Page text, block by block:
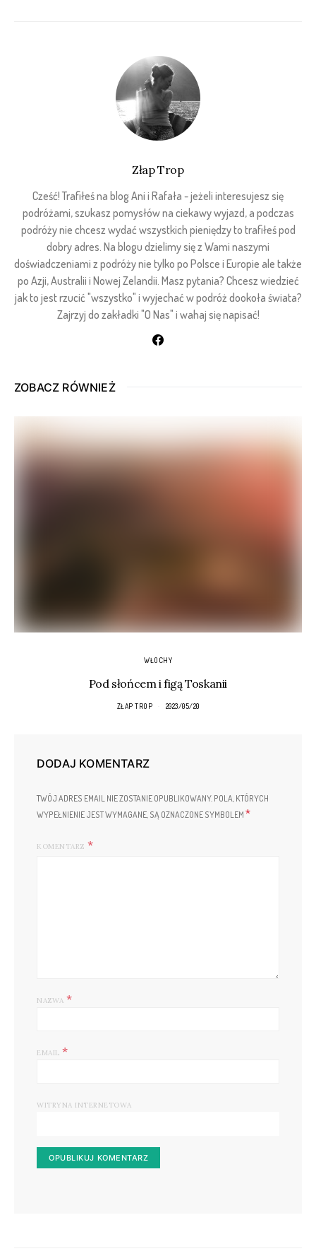
Złap Trop
Cześć! Trafiłeś na blog Ani i Rafała - jeżeli interesujesz się
podróżami, szukasz pomysłów na ciekawy wyjazd, a podczas
podróży nie chcesz wydać wszystkich pieniędzy to trafiłeś pod
dobry adres. Na blogu dzielimy się z Wami naszymi
doświadczeniami z podróży nie tylko po Polsce i Europie ale także
po Azji, Australii i Nowej Zelandii. Masz pytania? Chcesz wiedzieć
jak to jest rzucić "wszystko" i wyjechać w podróż dookoła świata?
Zajrzyj do zakładki "O Nas" i wahaj się napisać!
ZOBACZ RÓWNIEŻ
WŁOCHY
Pod słońcem i figą Toskanii
ZŁAP TROP 2023/05/20
DODAJ KOMENTARZ
TWÓJ ADRES EMAIL NIE ZOSTANIE OPUBLIKOWANY. POLA, KTÓRYCH
WYPEŁNIENIE JEST WYMAGANE, SĄ OZNACZONE SYMBOLEM *
KOMENTARZ
NAZWA *
EMAIL *
WITRYNA INTERNETOWA